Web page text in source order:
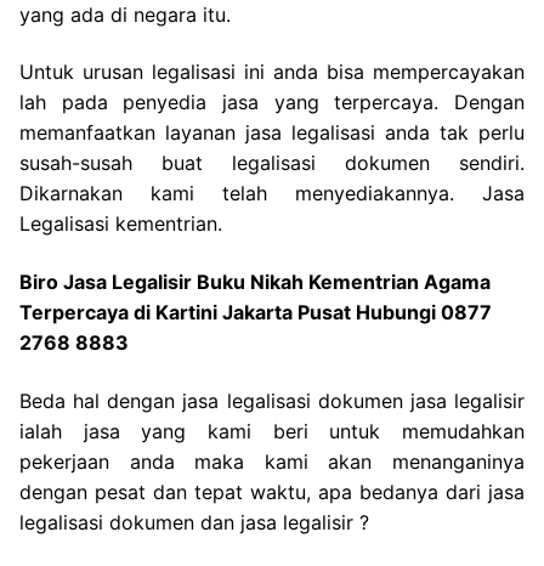
yang ada di negara itu.
Untuk urusan legalisasi ini anda bisa mempercayakan
lah pada penyedia jasa yang terpercaya. Dengan
memanfaatkan layanan jasa legalisasi anda tak perlu
susah-susah buat legalisasi dokumen sendiri.
Dikarnakan kami telah menyediakannya. Jasa
Legalisasi kementrian.
Biro Jasa Legalisir Buku Nikah Kementrian Agama
Terpercaya di Kartini Jakarta Pusat Hubungi 0877
2768 8883
Beda hal dengan jasa legalisasi dokumen jasa legalisir
ialah jasa yang kami beri untuk memudahkan
pekerjaan anda maka kami akan menanganinya
dengan pesat dan tepat waktu, apa bedanya dari jasa
legalisasi dokumen dan jasa legalisir ?